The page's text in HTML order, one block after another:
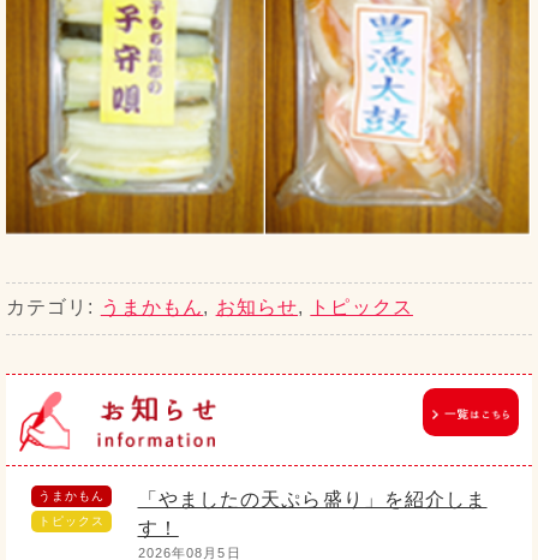
カテゴリ: うまかもん, お知らせ, トピックス
うまかもん
トピックス
「やましたの天ぷら盛り」を紹介しま
す！
2026年08月5日